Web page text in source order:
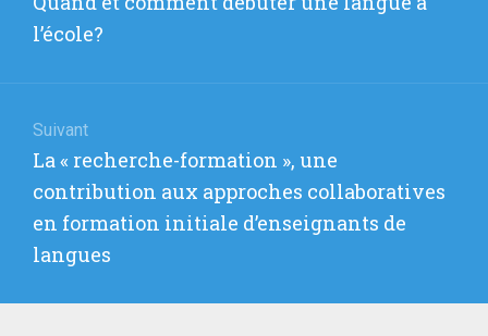
l’article
précédent
l’école?
Suivant
Article
suivant
La « recherche-formation », une
contribution aux approches collaboratives
en formation initiale d’enseignants de
langues